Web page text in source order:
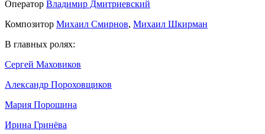
Оператор Владимир Дмитриевский
Композитор Михаил Смирнов, Михаил Шкирман
В главных ролях:
Сергей Маховиков
Александр Пороховщиков
Мария Порошина
Ирина Гринёва